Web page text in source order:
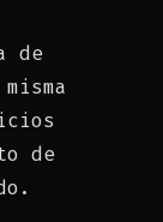
de
de